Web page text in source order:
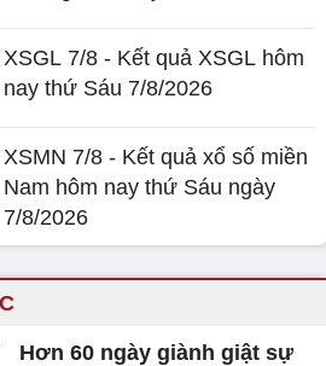
XSGL 7/8 - Kết quả XSGL hôm
nay thứ Sáu 7/8/2026
XSMN 7/8 - Kết quả xổ số miền
Nam hôm nay thứ Sáu ngày
7/8/2026
Hơn 60 ngày giành giật sự